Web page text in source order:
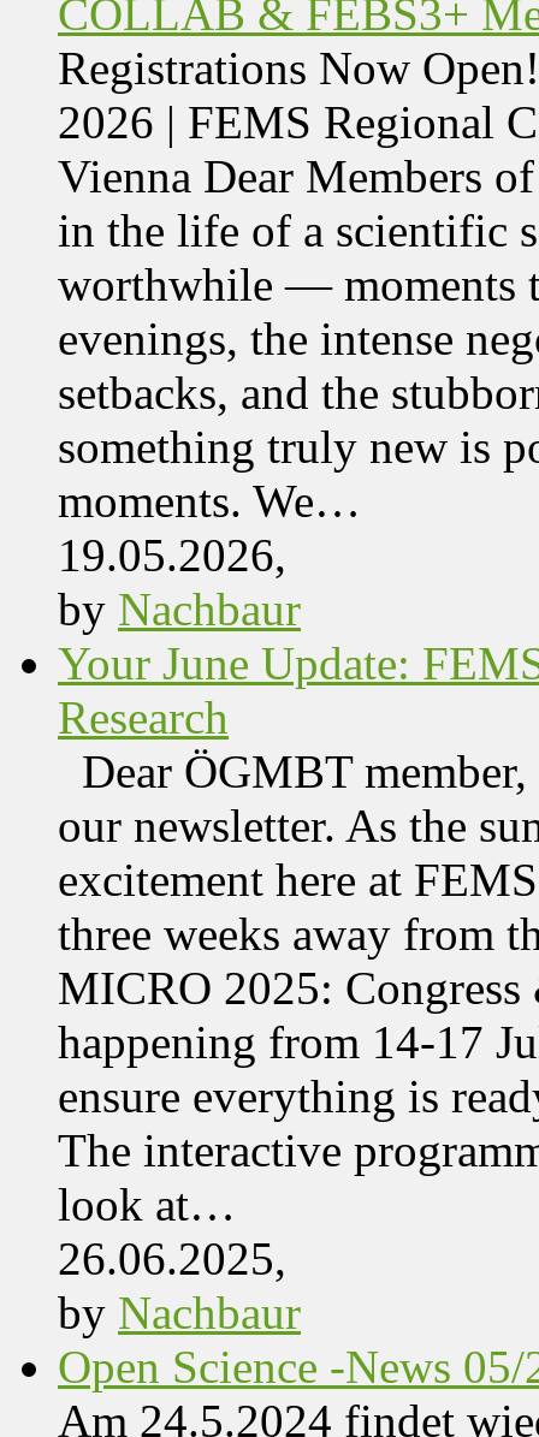
COLLAB & FEBS3+
Registrations Now
2026 | FEMS Regional
Vienna Dear Members
in the life of a scientific
worthwhile — moments
evenings, the intense
setbacks, and the
something truly new is
moments. We…
19.05.2026,
by Nachbaur
Your June Update:
Research
Dear ÖGMBT
our newsletter. As the
excitement here at
three weeks away from
MICRO 2025:
happening from 14-17
ensure everything is
The interactive
look at…
26.06.2025,
by Nachbaur
Open Science -News 05/
Am 24.5.2024 findet